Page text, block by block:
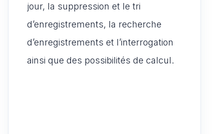
jour, la suppression et le tri
d’enregistrements, la recherche
d’enregistrements et l’interrogation
ainsi que des possibilités de calcul.